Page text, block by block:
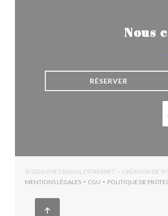
Nous
RÉSERVER
© 2026 CHEZ RAOUL ESTAMINET — CRÉATION DE
MENTIONS LÉGALES
((OUVRE UNE NOUVELLE FENÊTRE))
CGU
((OUVRE UNE NOUVELLE
POLITIQUE DE